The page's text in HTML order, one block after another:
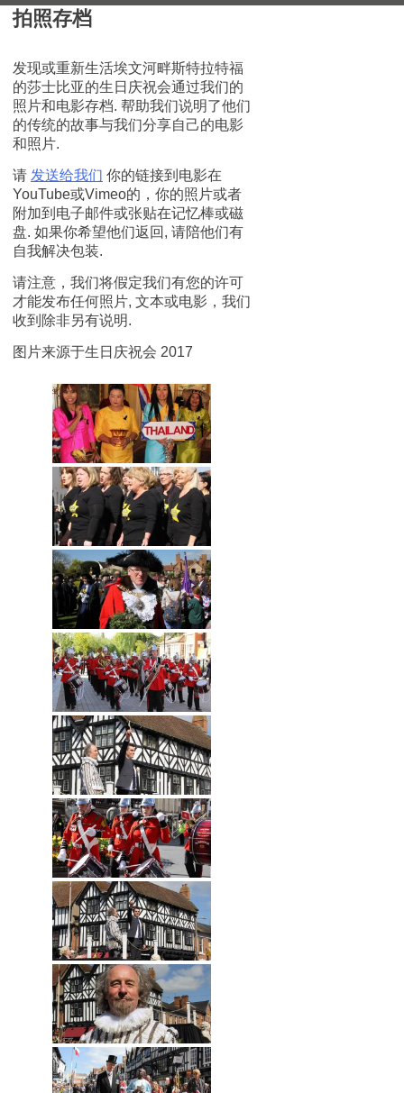
拍照存档
发现或重新生活埃文河畔斯特拉特福
的莎士比亚的生日庆祝会通过我们的
照片和电影存档. 帮助我们说明了他们
的传统的故事与我们分享自己的电影
和照片.
请 发送给我们 你的链接到电影在
YouTube或Vimeo的，你的照片或者
附加到电子邮件或张贴在记忆棒或磁
盘. 如果你希望他们返回, 请陪他们有
自我解决包装.
请注意，我们将假定我们有您的许可
才能发布任何照片, 文本或电影，我们
收到除非另有说明.
图片来源于生日庆祝会 2017